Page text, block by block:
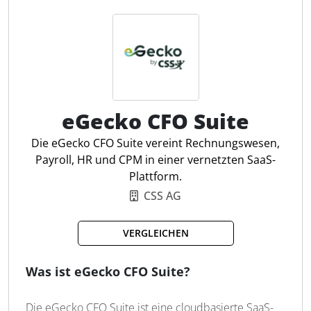
ermöglicht, den Cashflow für bis zu zehn Wochen im
reagieren. Steuerfachleuten hilft FinanzFranz für die
finanzielle Stabilität ihrer Mandanten.
Echtzeit-Liquiditätsübersicht
Drag-and-Drop Zahlungsplanung
Autom. Ein-/Ausgabenverwaltung
Fälligkeiten im Blick behalten
Grafische Finanzdarstellung
Excel-Exportfunktion
Zahlungen flexibel anpassen
Berichte als PDF exportieren
eGecko CFO Suite
Die eGecko CFO Suite vereint Rechnungswesen,
Payroll, HR und CPM in einer vernetzten SaaS-
Plattform.
CSS AG
VERGLEICHEN
Was ist eGecko CFO Suite?
Die eGecko CFO Suite ist eine cloudbasierte SaaS-